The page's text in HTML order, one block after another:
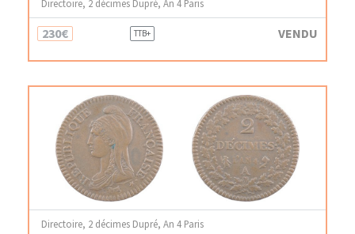
Directoire, 2 décimes Dupré, An 4 Paris
230€ TTB+ VENDU
Directoire, 2 décimes Dupré, An 4 Paris